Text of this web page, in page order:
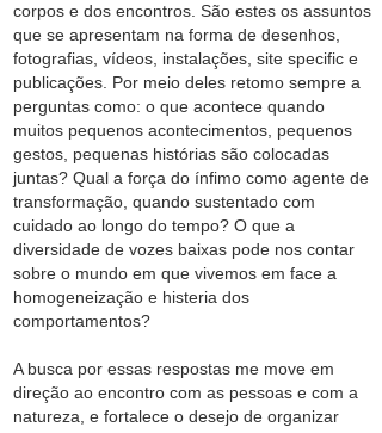
corpos e dos encontros. São estes os assuntos
que se apresentam na forma de desenhos,
fotografias, vídeos, instalações, site specific e
publicações. Por meio deles retomo sempre a
perguntas como: o que acontece quando
muitos pequenos acontecimentos, pequenos
gestos, pequenas histórias são colocadas
juntas? Qual a força do ínfimo como agente de
transformação, quando sustentado com
cuidado ao longo do tempo? O que a
diversidade de vozes baixas pode nos contar
sobre o mundo em que vivemos em face a
homogeneização e histeria dos
comportamentos?
A busca por essas respostas me move em
direção ao encontro com as pessoas e com a
natureza, e fortalece o desejo de organizar